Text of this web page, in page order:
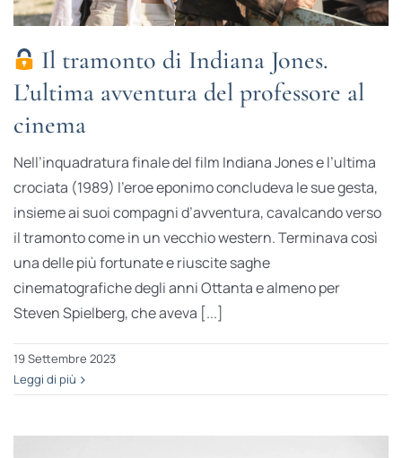
Il tramonto di Indiana Jones.
L’ultima avventura del professore al
cinema
Nell’inquadratura finale del film Indiana Jones e l’ultima
crociata (1989) l’eroe eponimo concludeva le sue gesta,
insieme ai suoi compagni d’avventura, cavalcando verso
il tramonto come in un vecchio western. Terminava così
una delle più fortunate e riuscite saghe
cinematografiche degli anni Ottanta e almeno per
Steven Spielberg, che aveva [...]
19 Settembre 2023
Leggi di più